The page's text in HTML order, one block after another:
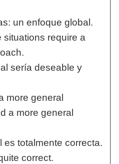
un enfoque global.
situations require a
sería deseable y
more general
a more general
es totalmente correcta.
correct.